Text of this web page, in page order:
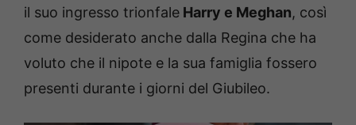
il suo ingresso trionfale Harry e Meghan, così
come desiderato anche dalla Regina che ha
voluto che il nipote e la sua famiglia fossero
presenti durante i giorni del Giubileo.